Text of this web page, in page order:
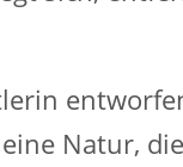
Natur,